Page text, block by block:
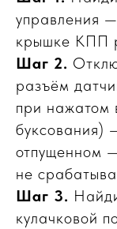
управления
крышке КПП
Шаг 2.
разъём
при нажатом
буксования)
отпущенном
не
Шаг 3.
кулачковой